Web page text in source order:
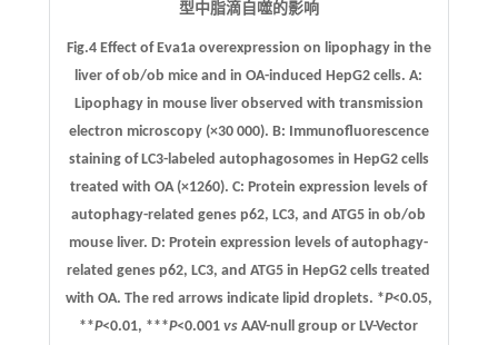
型中脂滴自噬的影响
Fig.4 Effect of Eva1a overexpression on lipophagy in the
liver of ob/ob mice and in OA-induced HepG2 cells.A:
Lipophagy in mouse liver observed with transmission
electron microscopy (×30 000). B: Immunofluorescence
staining of LC3-labeled autophagosomes in HepG2 cells
treated with OA (×1260).C: Protein expression levels of
autophagy-related genes p62, LC3, and ATG5 in ob/ob
mouse liver.D: Protein expression levels of autophagy-
related genes p62, LC3, and ATG5 in HepG2 cells treated
with OA. The red arrows indicate lipid droplets. *P<0.05,
**P<0.01, ***P<0.001vs AAV-null group or LV-Vector